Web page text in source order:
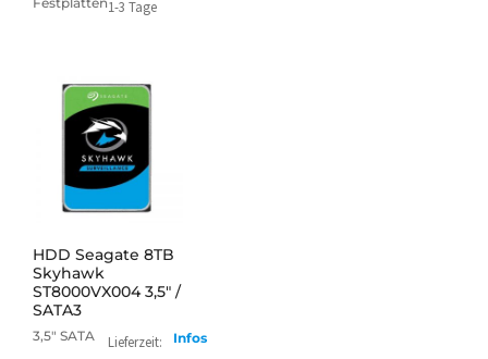
1-3 Tage
HDD Seagate 8TB
Skyhawk
ST8000VX004 3,5" /
SATA3
3,5" SATA
Lieferzeit:
Infos